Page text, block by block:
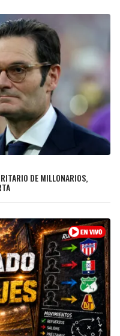
DE MILLONARIOS,